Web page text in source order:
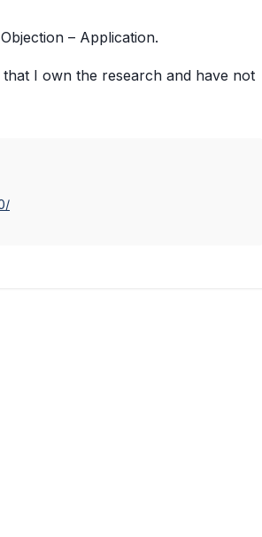
– Application.
I own the research and have not